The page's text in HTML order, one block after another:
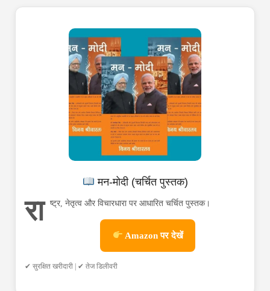
मन-मोदी (चर्चित पुस्तक)
रा ष्ट्र, नेतृत्व और विचारधारा पर आधारित चर्चित पुस्तक।
Amazon पर देखें
✔ सुरक्षित खरीदारी | ✔ तेज डिलीवरी